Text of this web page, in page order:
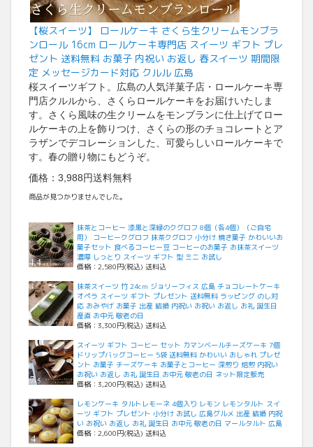
【桜スイーツ】 ロールケーキ さくら生クリームモンブラ
ンロール 16cm ロールケーキ専門店 スイーツ ギフト プレ
ゼント 送料無料 お菓子 内祝い お返し 春スイーツ 期間限
定 メッセージカード対応 クルル 広島
桜スイーツギフト。広島の人気洋菓子店・ロールケーキ専
門店クルルから、さくらロールケーキをお届けいたしま
す。さくら風味の生クリームをモンブランに仕上げてロー
ルケーキの上を飾りつけ、さくらの形のチョコレートとア
ラザンでデコレーションした、可愛らしいロールケーキで
す。春の贈り物にもどうぞ。
価格：3,988円送料無料
商品が見つかりませんでした。
抹茶とコーヒー 漆黒と深緑のクグロフ 8個（各4個）（ご自宅
用） コーヒークグロフ 抹茶クグロフ 小分け 焼き菓子 かわいいお
菓子セット 食べるコーヒー豆 コーヒーのお菓子 お抹茶スイーツ
濃厚 しっとり スイーツ ギフト 型 ミニ お試し
価格：2,580円(税込) 送料込
抹茶スイーツ 竹 24cm ジョリーフィス 広島 チョコレートケーキ
オペラ スイーツ ギフト プレゼント 送料無料 ラッピング のし対
応 おみやげ お菓子 出産 結婚 内祝い お祝い お返し お礼 誕生日
産直 お中元 敬老の日
価格：3,300円(税込) 送料込
スイーツ ギフト コーヒー セット カマンベールチーズケーキ 7個
ドリップバッグコーヒー 5袋 送料無料 かわいい おしゃれ プレゼ
ント お菓子 チーズケーキ お菓子とコーヒー 深煎り 焙煎 内祝い
お祝い お返し お礼 誕生日 お中元 敬老の日 ネット限定販売
価格：3,200円(税込) 送料込
レモンケーキ タルトレモーネ 4個入り レモン レモンタルト スイ
ーツ ギフト プレゼント 小分け お試し 広島グルメ 出産 結婚 内祝
い お祝い お返し お礼 誕生日 お中元 敬老の日 マールタルト 広島
価格：2,600円(税込) 送料込